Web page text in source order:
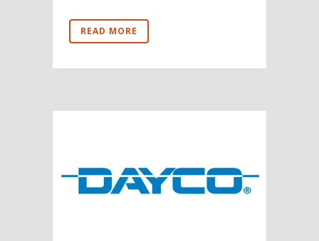
READ MORE